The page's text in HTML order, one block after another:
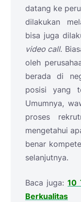
datang ke
dilakukan
bisa juga
video call.
oleh
berada di
posisi yang
Umumnya,
proses
mengetahui
benar
selanjutnya.
Baca juga:10
Berkualitas